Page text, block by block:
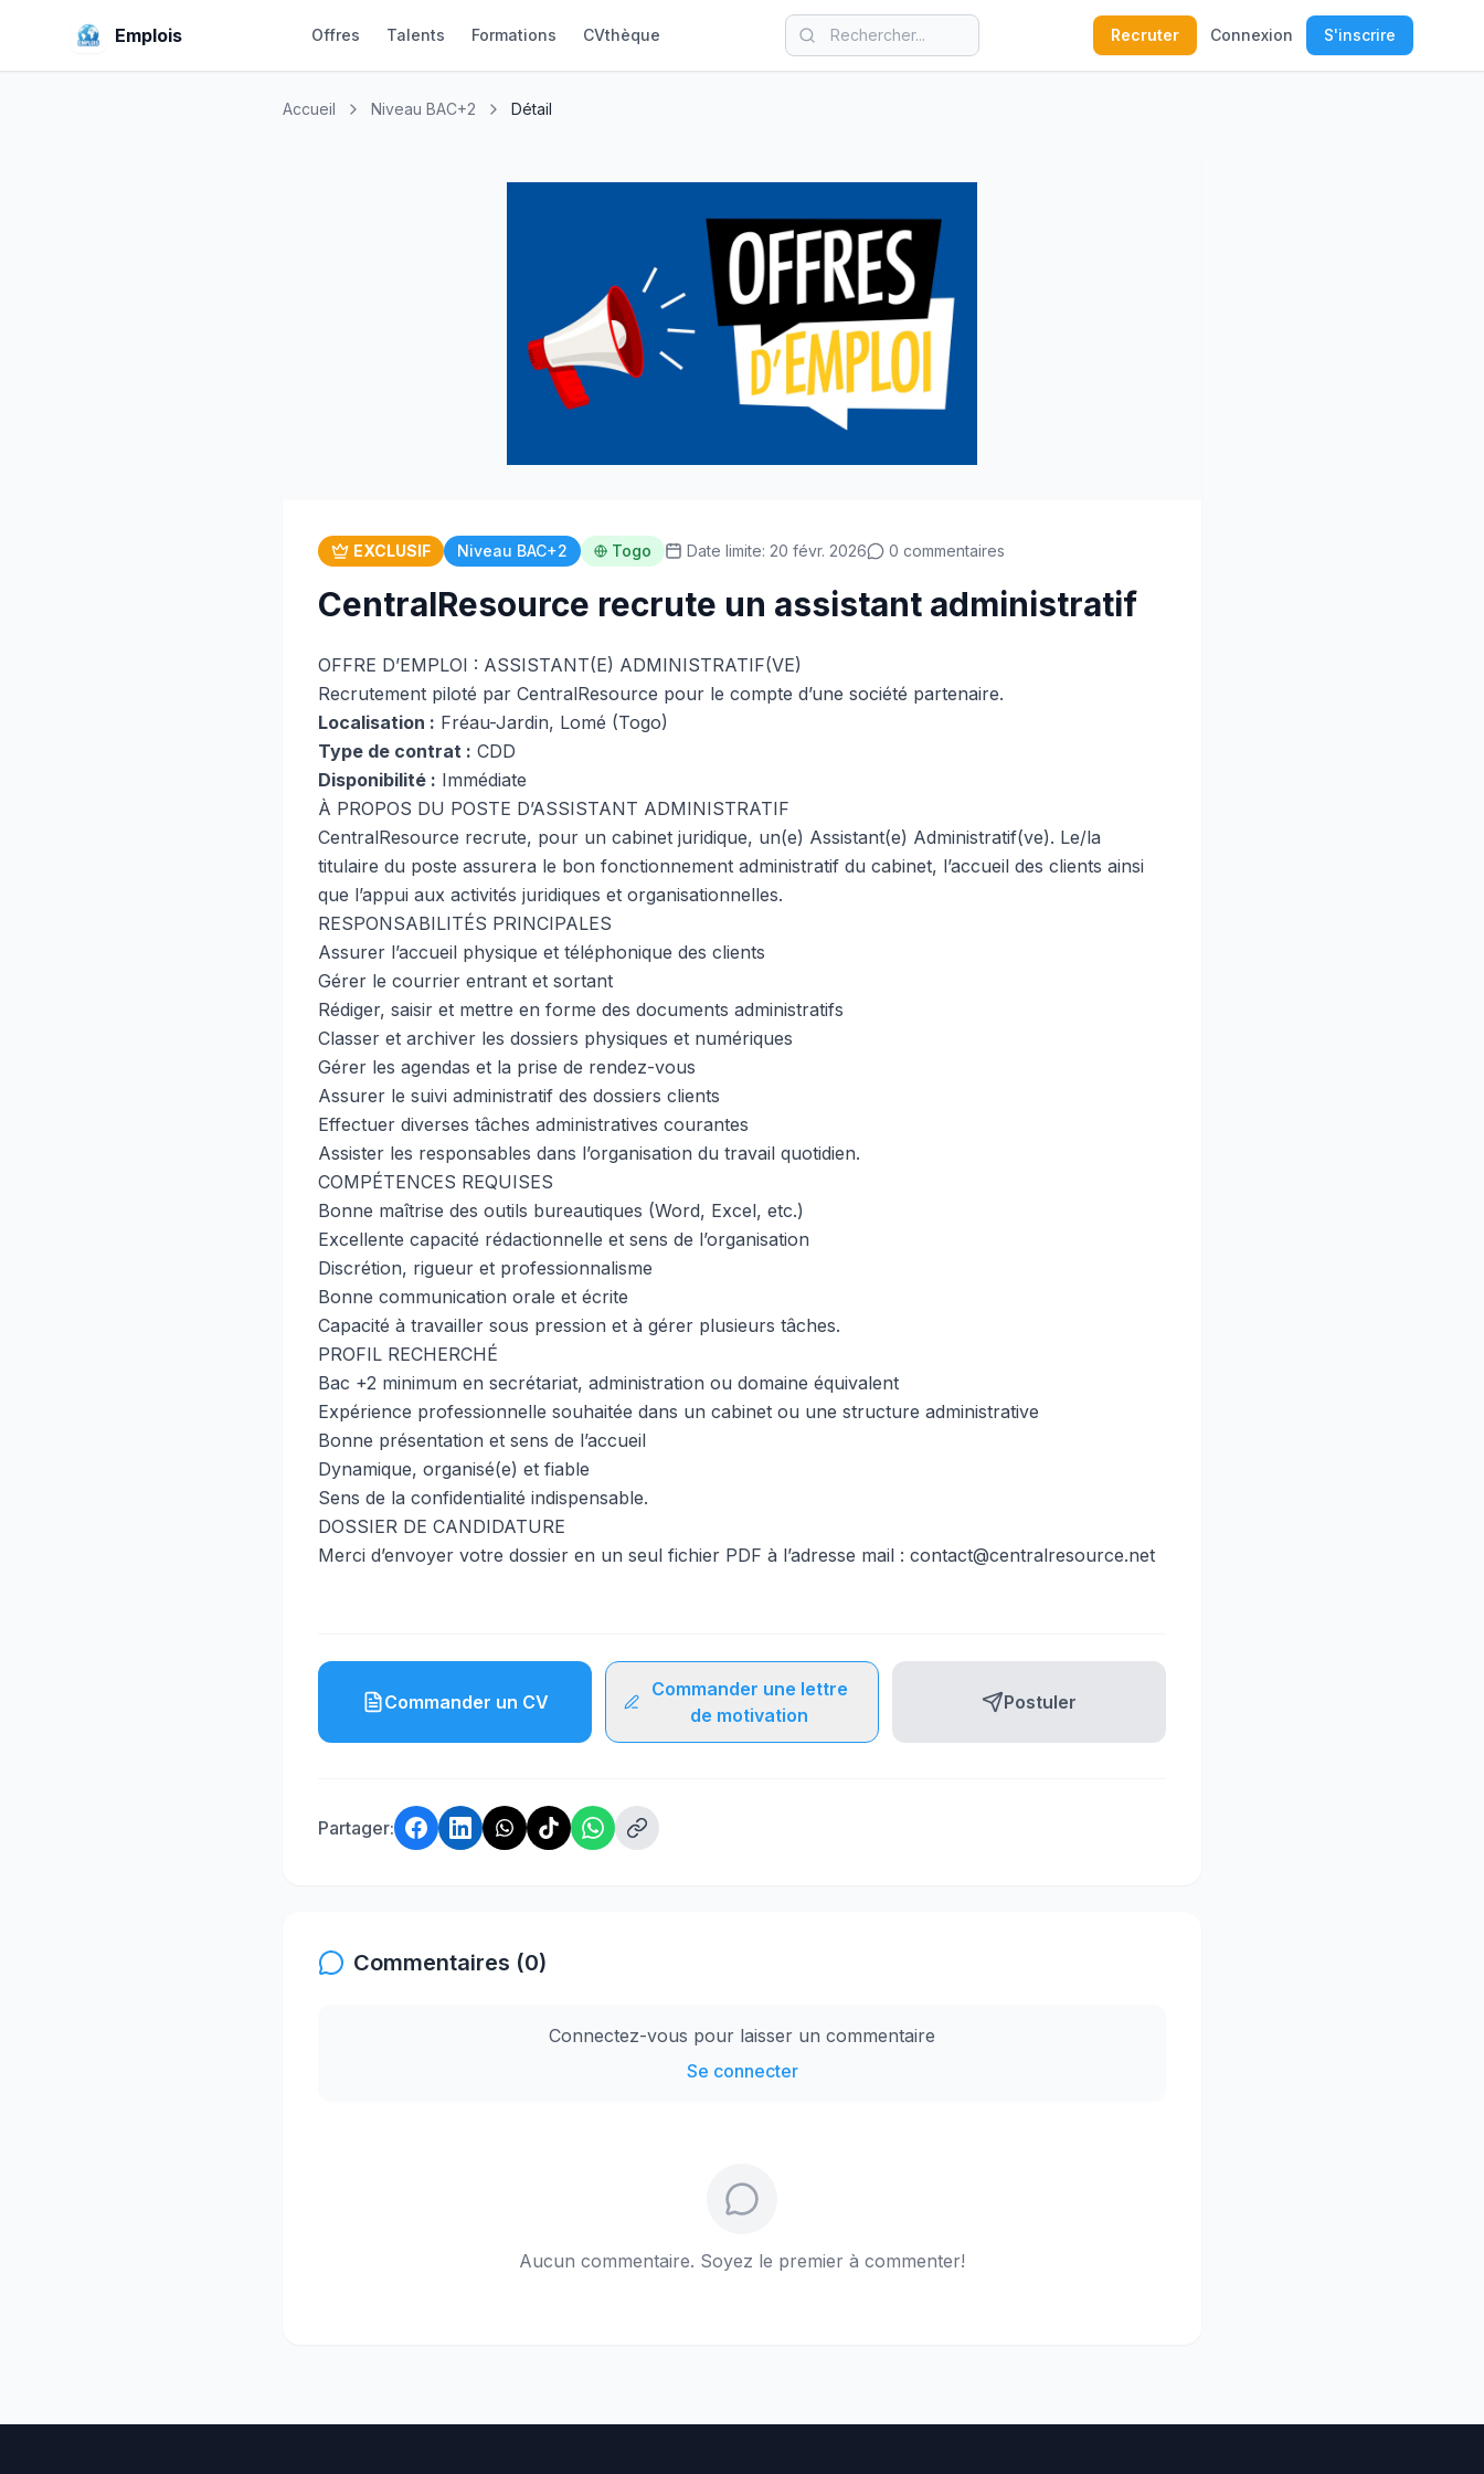
Emplois Offres Talents Formations CVthèque Recruter Connexion S'inscrire
Accueil Niveau BAC+2 Détail
EXCLUSIF Niveau BAC+2 Togo Date limite: 20 févr. 2026 0 commentaires
CentralResource recrute un assistant administratif
OFFRE D’EMPLOI : ASSISTANT(E) ADMINISTRATIF(VE)
Recrutement piloté par CentralResource pour le compte d’une société partenaire.
Localisation : Fréau-Jardin, Lomé (Togo)
Type de contrat : CDD
Disponibilité : Immédiate
À PROPOS DU POSTE D’ASSISTANT ADMINISTRATIF
CentralResource recrute, pour un cabinet juridique, un(e) Assistant(e) Administratif(ve). Le/la
titulaire du poste assurera le bon fonctionnement administratif du cabinet, l’accueil des clients ainsi
que l’appui aux activités juridiques et organisationnelles.
RESPONSABILITÉS PRINCIPALES
Assurer l’accueil physique et téléphonique des clients
Gérer le courrier entrant et sortant
Rédiger, saisir et mettre en forme des documents administratifs
Classer et archiver les dossiers physiques et numériques
Gérer les agendas et la prise de rendez-vous
Assurer le suivi administratif des dossiers clients
Effectuer diverses tâches administratives courantes
Assister les responsables dans l’organisation du travail quotidien.
COMPÉTENCES REQUISES
Bonne maîtrise des outils bureautiques (Word, Excel, etc.)
Excellente capacité rédactionnelle et sens de l’organisation
Discrétion, rigueur et professionnalisme
Bonne communication orale et écrite
Capacité à travailler sous pression et à gérer plusieurs tâches.
PROFIL RECHERCHÉ
Bac +2 minimum en secrétariat, administration ou domaine équivalent
Expérience professionnelle souhaitée dans un cabinet ou une structure administrative
Bonne présentation et sens de l’accueil
Dynamique, organisé(e) et fiable
Sens de la confidentialité indispensable.
DOSSIER DE CANDIDATURE
Merci d’envoyer votre dossier en un seul fichier PDF à l’adresse mail : contact@centralresource.net
Commander un CV
Commander une lettre
de motivation
Postuler
Partager:
Commentaires (0)
Connectez-vous pour laisser un commentaire
Se connecter
Aucun commentaire. Soyez le premier à commenter!